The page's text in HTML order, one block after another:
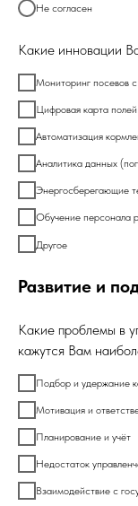
Не согласен
Какие инновации
Мониторинг посевов
Цифровая карта
Автоматизация
Аналитика данных
Энергосберегающие
Обучение персонала
Другое
Развитие и
Какие проблемы в
кажутся Вам
Подбор и удержание
Мотивация и
Планирование и учёт
Недостаток
Взаимодействие с